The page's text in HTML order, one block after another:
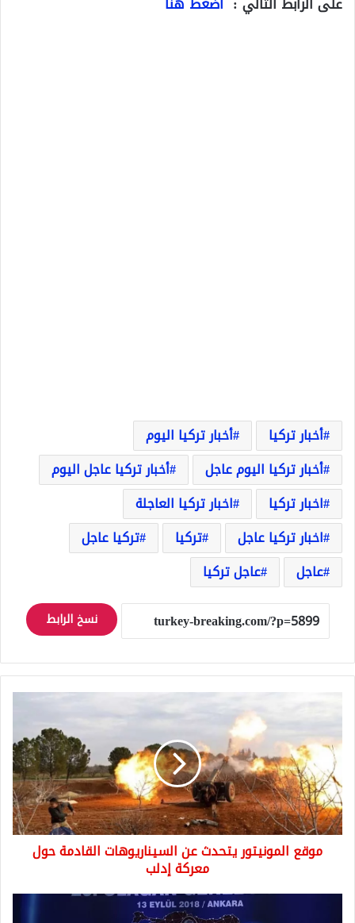
أخبار تركيا
أخبار تركيا اليوم
أخبار تركيا اليوم عاجل
أخبار تركيا عاجل اليوم
اخبار تركيا
اخبار تركيا العاجلة
اخبار تركيا عاجل
تركيا
تركيا عاجل
عاجل
عاجل تركيا
نسخ الرابط
يتحدث
عن
السيناريوهات
القادمة
حول
معركة
إدلب
موقع المونيتور يتحدث عن السيناريوهات القادمة حول
معركة إدلب